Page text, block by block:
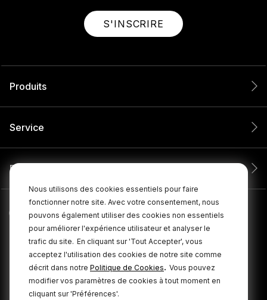
Nous utilisons des cookies essentiels pour faire
fonctionner notre site. Avec votre consentement, nous
pouvons également utiliser des cookies non essentiels
pour améliorer l'expérience utilisateur et analyser le
trafic du site. En cliquant sur 'Tout Accepter', vous
acceptez l'utilisation des cookies de notre site comme
décrit dans notre Politique de Cookies. Vous pouvez
modifier vos paramètres de cookies à tout moment en
cliquant sur 'Préférences'.
S'INSCRIRE
Produits
Service
Entreprise